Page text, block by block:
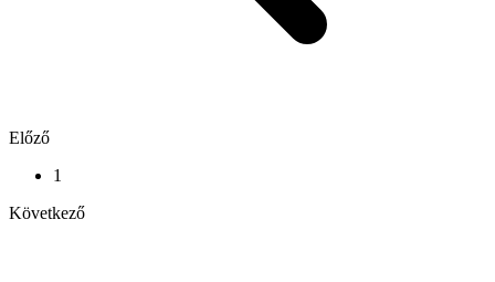
Előző
1
Következő